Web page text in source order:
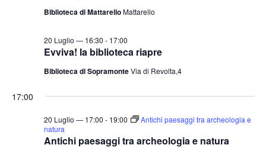
Biblioteca di MattarelloMattarello
Evviva! la biblioteca riapre
20 Luglio — 16:30 - 17:00
Biblioteca di SopramonteVia di Revolta,4
17:00
Antichi paesaggi tra archeologia e natura
20 Luglio — 17:00 - 19:00
Antichi paesaggi tra archeologia e
natura